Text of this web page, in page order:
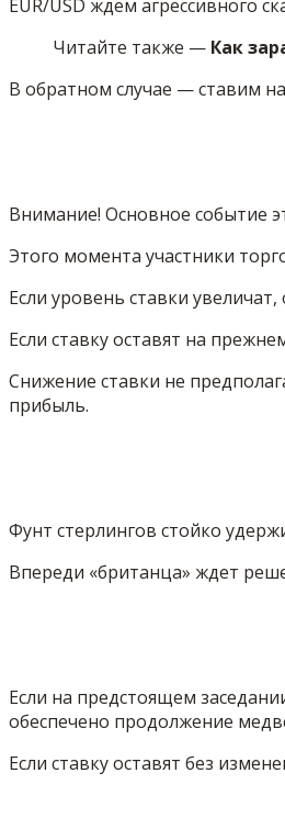
EUR/USD ждем агрессивного
Читайте также — Как
В обратном случае — ставим
Внимание! Основное событие
Этого момента участники
Если уровень ставки
Если ставку оставят на
Снижение ставки не
прибыль.
Фунт стерлингов стойко
Впереди «британца» ждет
Если на предстоящем
обеспечено продолжение
Если ставку оставят без